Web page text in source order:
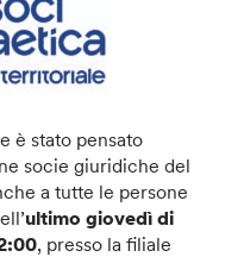
è stato pensato
socie giuridiche del
a tutte le persone
ultimo giovedì di
, presso la filiale